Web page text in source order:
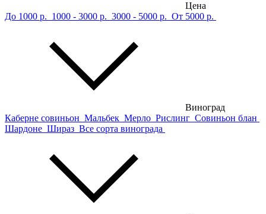
Цена
До 1000 р. 1000 - 3000 р. 3000 - 5000 р. От 5000 р.
Виноград
Каберне совиньон Мальбек Мерло Рислинг Совиньон блан
Шардоне Шираз Все сорта винограда